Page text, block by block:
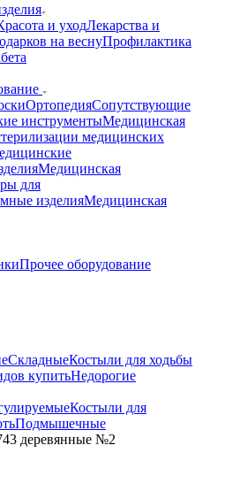
и уходЛекарства и
на веснуПрофилактика
ОртопедияСопутствующие
инструментыМедицинская
медицинских
Медицинская
для
изделияМедицинская
Прочее оборудование
СкладныеКостыли для ходьбы
купитьНедорогие
Костыли для
Подмышечные
деревянные №2